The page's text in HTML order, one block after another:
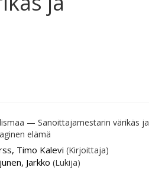
— Sanoittajamestarin värikäs ja
elämä
Timo Kalevi (Kirjoittaja)
Jarkko (Lukija)